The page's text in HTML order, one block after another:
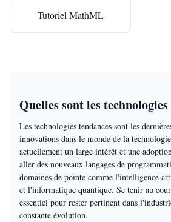
Tutoriel MathML
Quelles sont les technologies
Les technologies tendances sont les
innovations dans le monde de la
actuellement un large intérêt et une
aller des nouveaux langages de
domaines de pointe comme l'intelligence
et l'informatique quantique. Se tenir au
essentiel pour rester pertinent dans
constante évolution.